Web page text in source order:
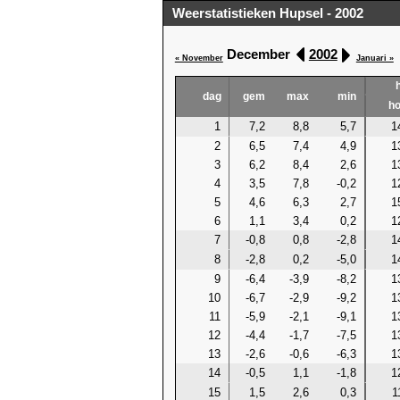
Weerstatistieken Hupsel - 2002
« NovemberDecember 2002 Januari »
dag gem max min
1 7,2 8,8 5,7
2
6,5 7,4 4,9
3
6,2 8,4 2,6
4
3,5 7,8 -0,2
5
4,6 6,3 2,7
6
1,1 3,4 0,2
7
-0,8 0,8 -2,8
8
-2,8 0,2 -5,0
9
-6,4 -3,9 -8,2
10
-6,7 -2,9 -9,2
11
-5,9 -2,1 -9,1
12
-4,4 -1,7 -7,5
13
-2,6 -0,6 -6,3
14
-0,5 1,1 -1,8
15
1,5 2,6 0,3